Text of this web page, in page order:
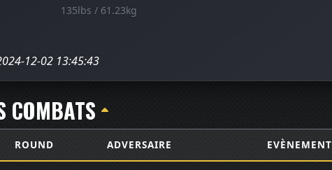
135lbs / 61.23kg
12-02 13:45:43
COMBATS
ROUND ADVERSAIRE EVÈNEMENT